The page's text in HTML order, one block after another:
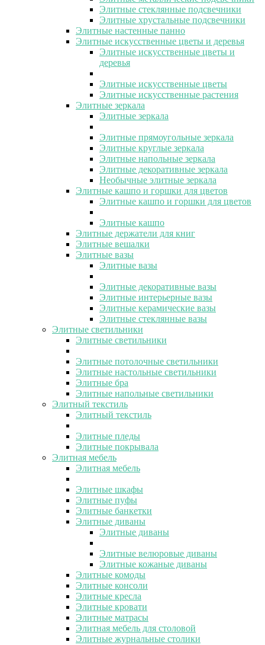
Элитные стеклянные подсвечники
Элитные хрустальные подсвечники
Элитные настенные панно
Элитные искусственные цветы и деревья
Элитные искусственные цветы и
деревья
Элитные искусственные цветы
Элитные искусственные растения
Элитные зеркала
Элитные зеркала
Элитные прямоугольные зеркала
Элитные круглые зеркала
Элитные напольные зеркала
Элитные декоративные зеркала
Необычные элитные зеркала
Элитные кашпо и горшки для цветов
Элитные кашпо и горшки для цветов
Элитные кашпо
Элитные держатели для книг
Элитные вешалки
Элитные вазы
Элитные вазы
Элитные декоративные вазы
Элитные интерьерные вазы
Элитные керамические вазы
Элитные стеклянные вазы
Элитные светильники
Элитные светильники
Элитные потолочные светильники
Элитные настольные светильники
Элитные бра
Элитные напольные светильники
Элитный текстиль
Элитный текстиль
Элитные пледы
Элитные покрывала
Элитная мебель
Элитная мебель
Элитные шкафы
Элитные пуфы
Элитные банкетки
Элитные диваны
Элитные диваны
Элитные велюровые диваны
Элитные кожаные диваны
Элитные комоды
Элитные консоли
Элитные кресла
Элитные кровати
Элитные матрасы
Элитная мебель для столовой
Элитные журнальные столики